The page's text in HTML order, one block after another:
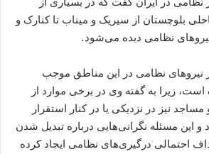
بلوچستان از سیریک و میناب تا کنارک و
نظامی دیده می‌شود.
نیروهای نظامی در این مناطق موجب
زیرا به گفته وی در برخی موارد از
نیز در نزدیکی یا در کنار استقرار
این مسئله نگرانی‌هایی درباره تبدیل شدن
احتمالی درگیری‌های نظامی ایجاد کرده